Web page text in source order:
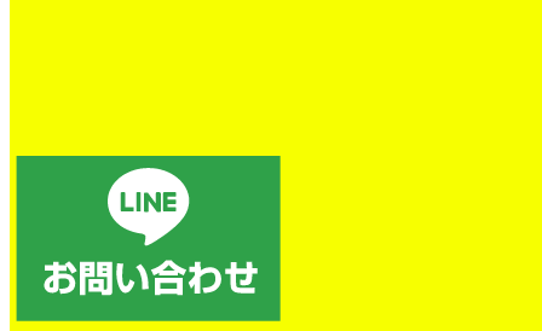
スタッフブログでは、日々の水道修理の現場の様子や、お客様宅
で実施した施工事例などを写真付きでご紹介しております。